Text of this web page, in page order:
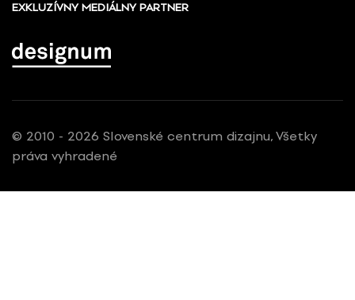
EXKLUZÍVNY MEDIÁLNY PARTNER
© 2010 - 2026 Slovenské centrum dizajnu, Všetky
práva vyhradené